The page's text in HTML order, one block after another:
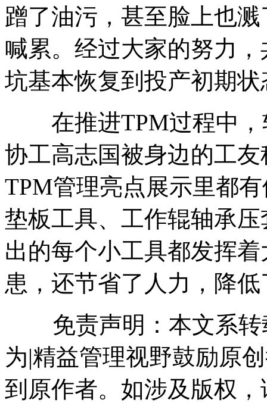
蹭了油污，甚至脸上也
喊累。经过大家的努力
坑基本恢复到投产初期状
在推进TPM过程中，
协工高志国被身边的工
TPM管理亮点展示里都
垫板工具、工作辊轴承
出的每个小工具都发挥
患，还节省了人力，降
免责声明：本文系转
为|精益管理视野鼓励原
到原作者。如涉及版权，